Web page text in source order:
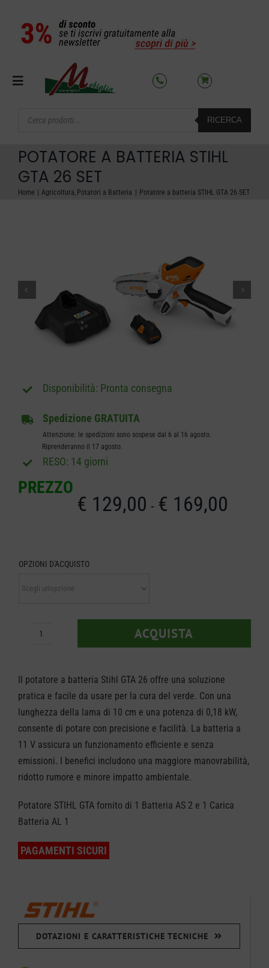
contenuto
Toggle
OFFERTE DEL MESE
CARRELLO
search
RICERCA
POTATORE A BATTERIA STIHL
GTA 26 SET
Home Agricoltura Potatori a Batteria Potatore a batteria STIHL GTA 26 SET
DOTAZIONI E CARATTERISTICHE TECNICHE
Pronta consegna
Spedizione GRATUITA
Attenzione: le spedizioni sono sospese dal 6 al 16 agosto.
Riprenderanno il 17 agosto.
RESO: 14 giorni
PREZZO
€ 129,00 - € 169,00
OPZIONI D'ACQUISTO
batteria
STIHL
GTA
26
SET
quantità
ACQUISTA
Il potatore a batteria Stihl GTA 26 offre una soluzione
pratica e facile da usare per la cura del verde. Con una
lunghezza della lama di 10 cm e una potenza di 0,18 kW,
consente di potare con precisione e facilità. La batteria a
11 V assicura un funzionamento efficiente e senza
emissioni. I benefici includono una maggiore manovrabilità,
ridotto rumore e minore impatto ambientale.
Potatore STIHL GTA fornito di 1 Batteria AS 2 e 1 Carica
Batteria AL 1
PAGAMENTI SICURI